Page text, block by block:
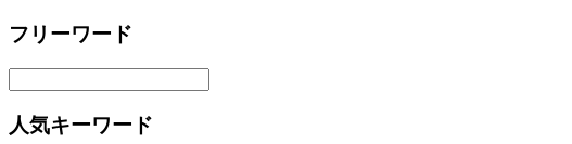
フリーワード
人気キーワード